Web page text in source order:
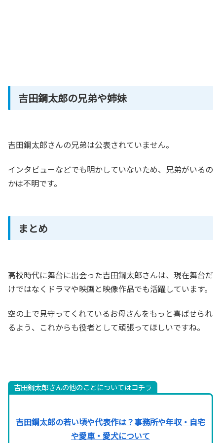
吉田鋼太郎の兄弟や姉妹
吉田鋼太郎さんの兄弟は公表されていません。
インタビューなどでも明かしていないため、兄弟がいるの
かは不明です。
まとめ
高校時代に舞台に出会った吉田鋼太郎さんは、現在舞台だ
けではなくドラマや映画と映像作品でも活躍しています。
空の上で見守ってくれているお母さんをもっと喜ばせられ
るよう、これからも役者として頑張ってほしいですね。
吉田鋼太郎さんの他のことについてはコチラ
吉田鋼太郎の若い頃や代表作は？事務所や年収・自宅
や愛車・愛犬について